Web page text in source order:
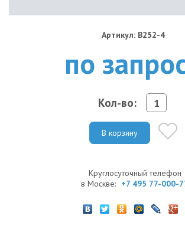
Артикул: B252-4
по
Кол-во:
В корзину
Круглосуточный телефон
в Москве: +7 495 77-000-